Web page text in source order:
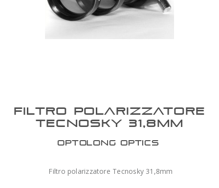
FILTRO POLARIZZATORE
TECNOSKY 31,8MM
OPTOLONG OPTICS
Filtro polarizzatore Tecnosky 31,8mm